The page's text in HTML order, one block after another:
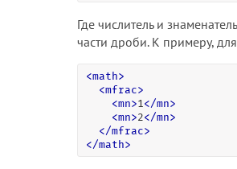
Где числитель и
части дроби. К примеру,
<math>
<mfrac>
<mn>1 </mn>
<mn>2</mn>
</mfrac>
</math>